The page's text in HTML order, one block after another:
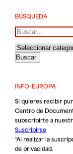
BÚSQUEDA
Buscar
INFO-EUROPA
Si quieres recibir
Centro de
subscribirte a
Suscribirse
*Al realizar la
de privacidad.